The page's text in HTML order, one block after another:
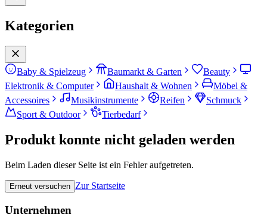
Kategorien
Baby & Spielzeug Baumarkt & Garten
Beauty
Elektronik & Computer
Haushalt & Wohnen
Möbel &
Accessoires
Musikinstrumente Reifen
Schmuck
Sport & Outdoor
Tierbedarf
Produkt konnte nicht geladen werden
Beim Laden dieser Seite ist ein Fehler aufgetreten.
Erneut versuchen Zur Startseite
Unternehmen